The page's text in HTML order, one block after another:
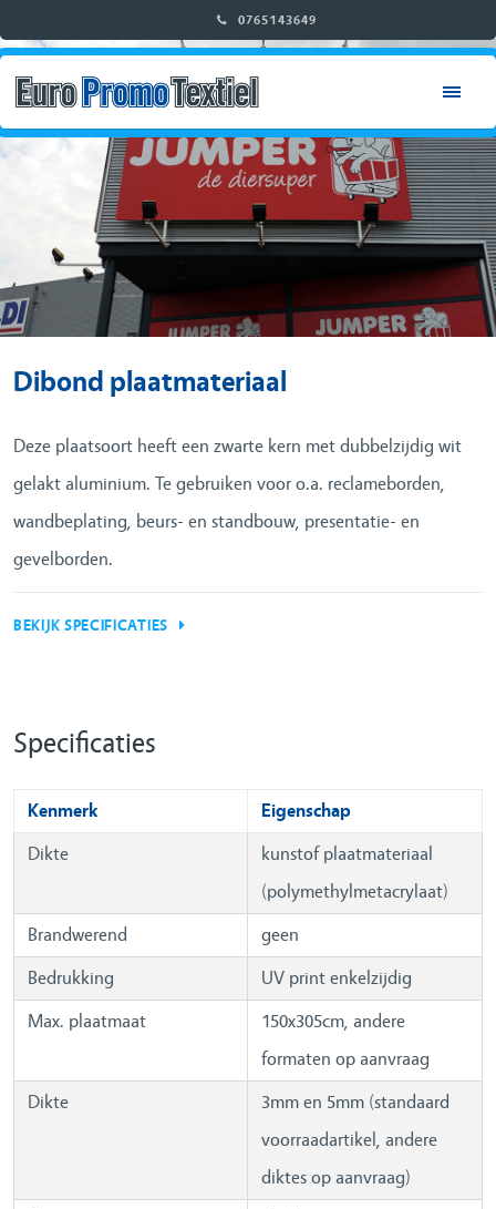
0765143649
Dibond plaatmateriaal
Deze plaatsoort heeft een zwarte kern met dubbelzijdig wit
gelakt aluminium. Te gebruiken voor o.a. reclameborden,
wandbeplating, beurs- en standbouw, presentatie- en
gevelborden.
BEKIJK SPECIFICATIES
Specificaties
Kenmerk Eigenschap
Dikte
kunstof plaatmateriaal
(polymethylmetacrylaat)
Brandwerend geen
Bedrukking UV print enkelzijdig
Max. plaatmaat
150x305cm, andere
formaten op aanvraag
Dikte
3mm en 5mm (standaard
voorraadartikel, andere
diktes op aanvraag)
RETAIL & WINKELINRICHTING
CITY & EVENT DRESSING
DECOR & INTERIEUR
BEURS & STANDBOUW
HOME
OVER ONS
CONTACT